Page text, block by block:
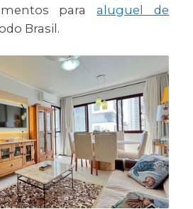
paraaluguel de
Brasil.